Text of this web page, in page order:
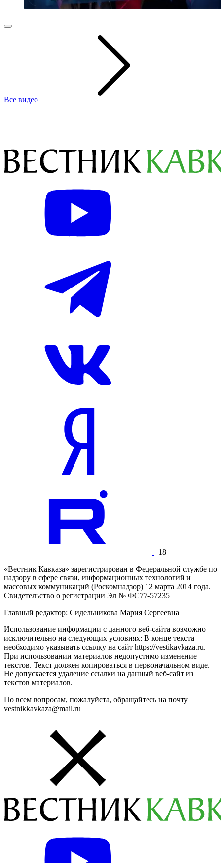
Все видео
+18
«Вестник Кавказа» зарегистрирован в Федеральной службе по
надзору в сфере связи, информационных технологий и
массовых коммуникаций (Роскомнадзор) 12 марта 2014 года.
Свидетельство о регистрации Эл № ФС77-57235
Главный редактор: Сидельникова Мария Сергеевна
Использование информации с данного веб-сайта возможно
исключительно на следующих условиях: В конце текста
необходимо указывать ссылку на сайт https://vestikavkaza.ru.
При использовании материалов недопустимо изменение
текстов. Текст должен копироваться в первоначальном виде.
Не допускается удаление ссылки на данный веб-сайт из
текстов материалов.
По всем вопросам, пожалуйста, обращайтесь на почту
vestnikkavkaza@mail.ru